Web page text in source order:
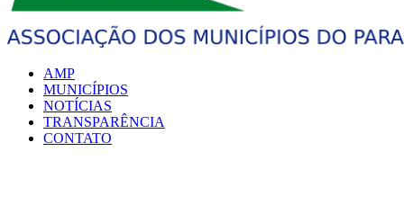
AMP
MUNICÍPIOS
NOTÍCIAS
TRANSPARÊNCIA
CONTATO